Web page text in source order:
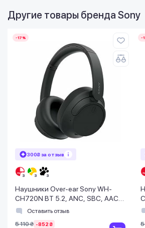
Другие товары бренда Sony
-17%
300₴ за отзыв
Наушники Over-ear Sony WH-
CH720N BT 5.2, ANC, SBC, AAC,
Wireless, Mic, Черный
Оставить отзыв
5 110 ₴ -852 ₴
-